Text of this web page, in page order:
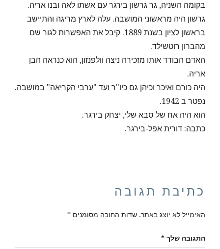
בקומה השניה, גר גרשון בירגר עם אשתו לאה ובנו אריה.
גרשון היה מראשוני המושבה. עלה לארץ מריגה והתיישב
בראשון לציון בשנת 1889. קיבל את האפשרות לגור שם
מהברון רוטשילד.
האדם הבודד אותו מזכירה ניצה וולפנזון, הוא כנראה הבן
אריה.
היה כורם ואיכר וכיהן גם כיו"ר ועד "ערבי הקריאה" במושבה.
נפטר ב 1942.
הוא היה אח של סבא שלי, יצחק בירגר.
כתבה: דורית אפל-בירגר.
כתיבת תגובה
האימייל לא יוצג באתר. שדות החובה מסומנים *
התגובה שלך *